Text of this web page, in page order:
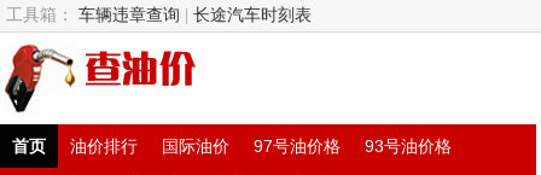
首页 油价排行 国际油价 97号油价格 93号油价格
工具箱： 车辆违章查询 长途汽车时刻表